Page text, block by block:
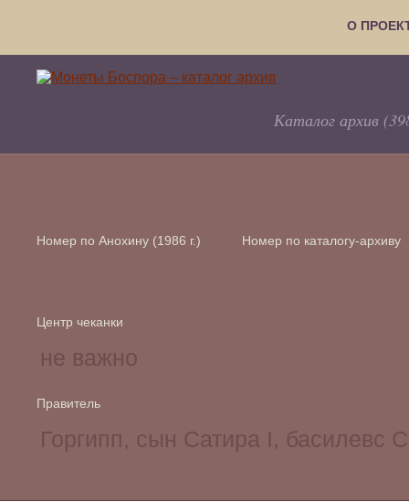
О
Каталог архив
Номер по Анохину (1986 г.) Номер по каталогу-архиву
Центр чеканки
Правитель